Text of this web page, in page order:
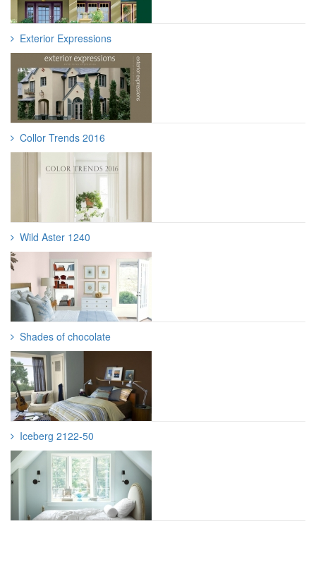
Exterior Expressions
Collor Trends 2016
Wild Aster 1240
Shades of chocolate
Iceberg 2122-50